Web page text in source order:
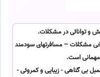
و توانائی در مشکلات.
مشکلات – مسافرتهای سودمند
مهمانی است.
بی گناهی - زیبایی و کمروئی -